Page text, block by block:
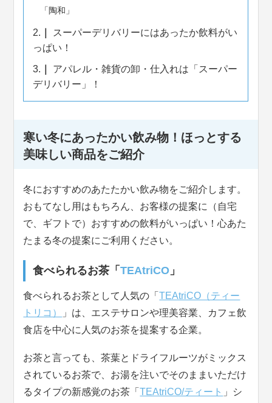
「陶和」
2.
スーパーデリバリーにはあったか飲料がい
っぱい！
3.
アパレル・雑貨の卸・仕入れは「スーパー
デリバリー」！
寒い冬にあったかい飲み物！ほっとする
美味しい商品をご紹介
冬におすすめのあたたかい飲み物をご紹介します。
おもてなし用はもちろん、お客様の提案に（自宅
で、ギフトで）おすすめの飲料がいっぱい！心あた
たまる冬の提案にご利用ください。
食べられるお茶「TEAtriCO 」
食べられるお茶として人気の「TEAtriCO（ティー
トリコ）
」は、エステサロンや理美容業、カフェ飲
食店を中心に人気のお茶を提案する企業。
お茶と言っても、茶葉とドライフルーツがミックス
されているお茶で、お湯を注いでそのままいただけ
るタイプの新感覚のお茶「TEAtriCO/ティート 」シ